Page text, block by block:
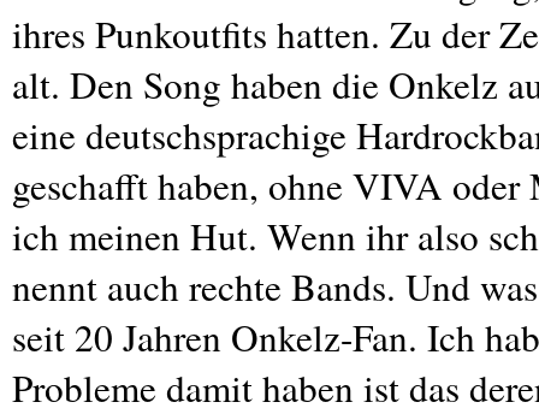
ihres Punkoutfits hatten. Zu der
alt. Den Song haben die Onkelz
eine deutschsprachige
geschafft haben, ohne VIVA oder
ich meinen Hut. Wenn ihr also
nennt auch rechte Bands. Und
seit 20 Jahren Onkelz-Fan. Ich
Probleme damit haben ist das